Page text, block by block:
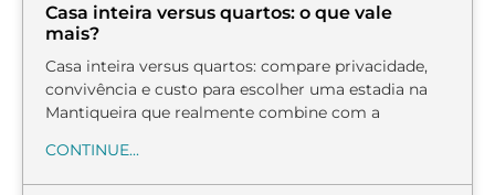
Casa inteira versus quartos: o que vale
mais?
Casa inteira versus quartos: compare privacidade,
convivência e custo para escolher uma estadia na
Mantiqueira que realmente combine com a
CONTINUE...